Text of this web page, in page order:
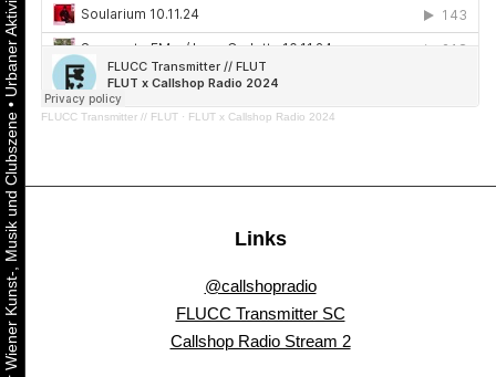
•
FLUCC Transmitter // FLUT · FLUT x Callshop Radio 2024
Links
@callshopradio
FLUCC Transmitter SC
Callshop Radio Stream 2